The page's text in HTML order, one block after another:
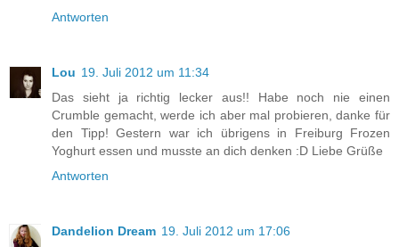
Antworten
Lou 19. Juli 2012 um 11:34
Das sieht ja richtig lecker aus!! Habe noch nie einen
Crumble gemacht, werde ich aber mal probieren, danke für
den Tipp! Gestern war ich übrigens in Freiburg Frozen
Yoghurt essen und musste an dich denken :D Liebe Grüße
Antworten
Dandelion Dream 19. Juli 2012 um 17:06